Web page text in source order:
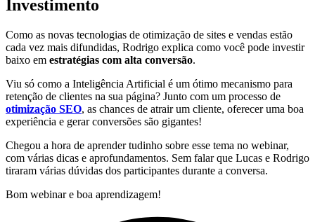
Investimento
Como as novas tecnologias de otimização de sites e vendas estão
cada vez mais difundidas, Rodrigo explica como você pode investir
baixo em estratégias com alta conversão.
Viu só como a Inteligência Artificial é um ótimo mecanismo para
retenção de clientes na sua página? Junto com um processo de
otimização SEO, as chances de atrair um cliente, oferecer uma boa
experiência e gerar conversões são gigantes!
Chegou a hora de aprender tudinho sobre esse tema no webinar,
com várias dicas e aprofundamentos. Sem falar que Lucas e Rodrigo
tiraram várias dúvidas dos participantes durante a conversa.
Bom webinar e boa aprendizagem!